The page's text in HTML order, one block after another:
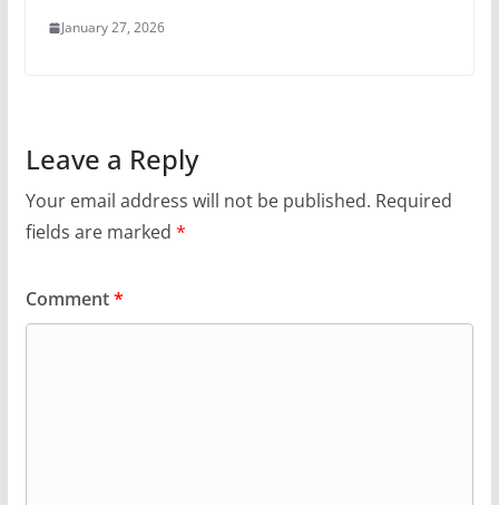
January 27, 2026
Leave a Reply
Your email address will not be published. Required
fields are marked *
Comment*